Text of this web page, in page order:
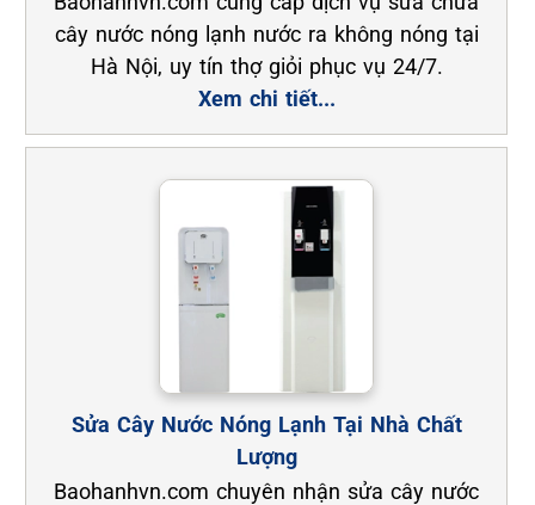
cây nước nóng lạnh nước ra không nóng tại
Hà Nội, uy tín thợ giỏi phục vụ 24/7.
Xem chi tiết...
Sửa Cây Nước Nóng Lạnh Tại Nhà Chất
Lượng
Baohanhvn.com chuyên nhận sửa cây nước